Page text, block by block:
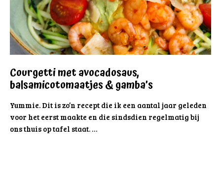
Courgetti met avocadosaus,
balsamicotomaatjes & gamba’s
Yummie. Dit is zo’n recept die ik een aantal jaar geleden
voor het eerst maakte en die sindsdien regelmatig bij
ons thuis op tafel staat. …